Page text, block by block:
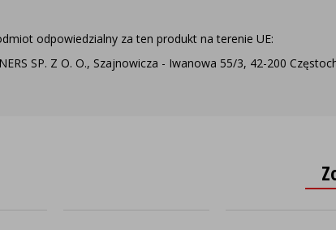
odpowiedzialny za ten produkt na terenie UE:
SP. Z O. O., Szajnowicza - Iwanowa 55/3, 42-200